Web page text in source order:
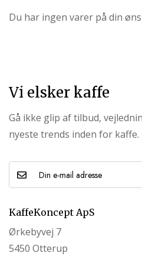
Du har ingen varer på din
Vi elsker kaffe
Gå ikke glip af tilbud,
nyeste trends inden for kaffe.
KaffeKoncept ApS
Ørkebyvej 7
5450 Otterup